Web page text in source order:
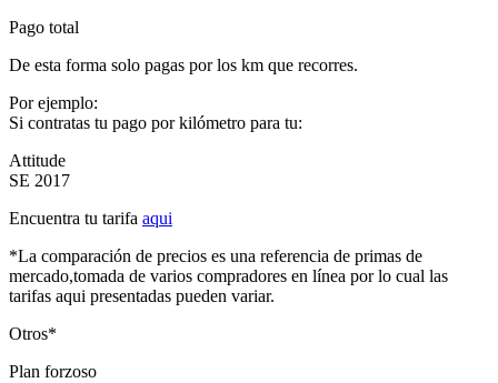
Pago total
De esta forma solo pagas por los km que recorres.
Por ejemplo:
Si contratas tu pago por kilómetro para tu:
Attitude
SE 2017
Encuentra tu tarifa aqui
*La comparación de precios es una referencia de primas de
mercado,tomada de varios compradores en línea por lo cual las
tarifas aqui presentadas pueden variar.
Otros*
Plan forzoso